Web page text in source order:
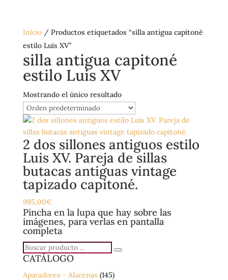
Inicio/ Productos etiquetados “silla antigua capitoné
estilo Luis XV”
silla antigua capitoné
estilo Luis XV
Mostrando el único resultado
2 dos sillones antiguos estilo
Luis XV. Pareja de sillas
butacas antiguas vintage
tapizado capitoné.
995,00€
Pincha en la lupa que hay sobre las
imágenes, para verlas en pantalla
completa
Buscar
producto
…
Buscar
CATÁLOGO
Aparadores - Alacenas (145)